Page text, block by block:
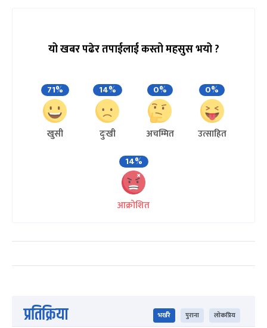
यो खबर पढेर तपाईलाई कस्तो महसुस भयो ?
71%
खुसी
14%
दुःखी
0%
अचम्मित
0%
उत्साहित
14%
आक्रोशित
प्रतिक्रिया भर्खरै पुराना लोकप्रिय